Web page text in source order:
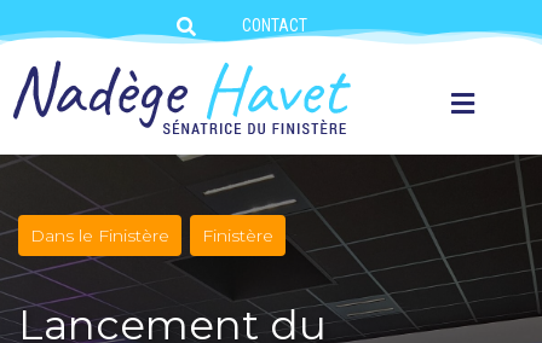
CONTACT
Dans le Finistère Finistère
Lancement du